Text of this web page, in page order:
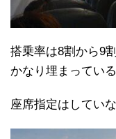
搭乗率は8割から9
かなり埋まっている
座席指定はしてい